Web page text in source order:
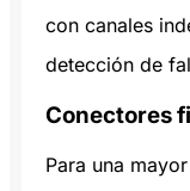
con canales
detección de
Conectores
Para una